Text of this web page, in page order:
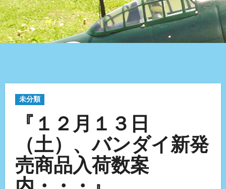
未分類
『１２月１３日
（土）、バンダイ新発
売商品入荷数案